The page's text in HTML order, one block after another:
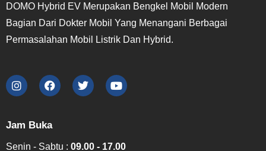
DOMO Hybrid EV Merupakan Bengkel Mobil Modern
Bagian Dari Dokter Mobil Yang Menangani Berbagai
Permasalahan Mobil Listrik Dan Hybrid.
Jam Buka
Senin - Sabtu : 09.00 - 17.00